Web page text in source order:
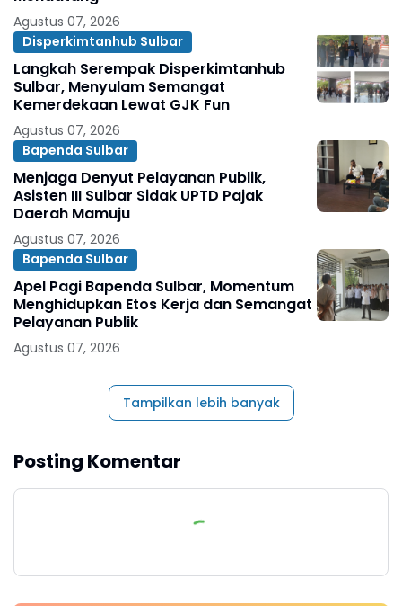
Agustus 07, 2026
Disperkimtanhub Sulbar
Langkah Serempak Disperkimtanhub
Sulbar, Menyulam Semangat
Kemerdekaan Lewat GJK Fun
Agustus 07, 2026
Bapenda Sulbar
Menjaga Denyut Pelayanan Publik,
Asisten III Sulbar Sidak UPTD Pajak
Daerah Mamuju
Agustus 07, 2026
Bapenda Sulbar
Apel Pagi Bapenda Sulbar, Momentum
Menghidupkan Etos Kerja dan Semangat
Pelayanan Publik
Agustus 07, 2026
Tampilkan lebih banyak
Posting Komentar